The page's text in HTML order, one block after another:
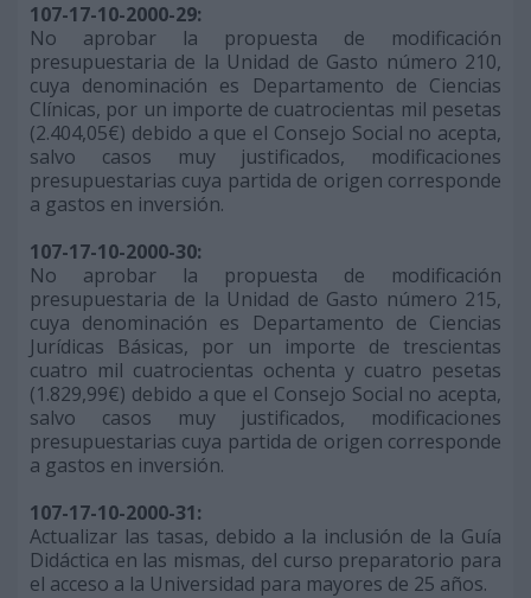
107-17-10-2000-29:
No aprobar la propuesta de modificación
presupuestaria de la Unidad de Gasto número 210,
cuya denominación es Departamento de Ciencias
Clínicas, por un importe de cuatrocientas mil pesetas
(2.404,05€) debido a que el Consejo Social no acepta,
salvo casos muy justificados, modificaciones
presupuestarias cuya partida de origen corresponde
a gastos en inversión.
107-17-10-2000-30:
No aprobar la propuesta de modificación
presupuestaria de la Unidad de Gasto número 215,
cuya denominación es Departamento de Ciencias
Jurídicas Básicas, por un importe de trescientas
cuatro mil cuatrocientas ochenta y cuatro pesetas
(1.829,99€) debido a que el Consejo Social no acepta,
salvo casos muy justificados, modificaciones
presupuestarias cuya partida de origen corresponde
a gastos en inversión.
107-17-10-2000-31:
Actualizar las tasas, debido a la inclusión de la Guía
Didáctica en las mismas, del curso preparatorio para
el acceso a la Universidad para mayores de 25 años.